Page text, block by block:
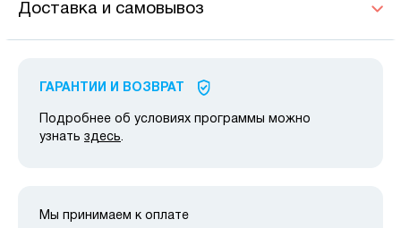
Доставка и самовывоз
ГАРАНТИИ И ВОЗВРАТ
Подробнее об условиях программы можно
узнать здесь.
Мы принимаем к оплате